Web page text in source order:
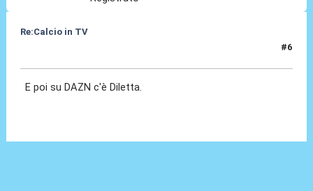
Re:Calcio in TV
#6
E poi su DAZN c'è Diletta.